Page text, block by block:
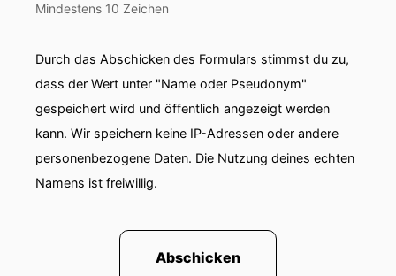
Mindestens 10 Zeichen
Durch das Abschicken des Formulars stimmst du zu,
dass der Wert unter "Name oder Pseudonym"
gespeichert wird und öffentlich angezeigt werden
kann. Wir speichern keine IP-Adressen oder andere
personenbezogene Daten. Die Nutzung deines echten
Namens ist freiwillig.
Abschicken